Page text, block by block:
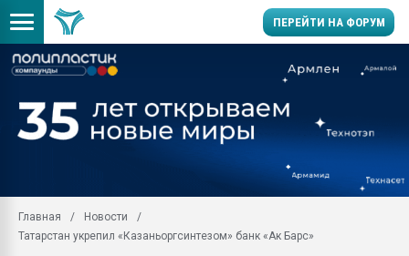
ПЕРЕЙТИ НА ФОРУМ
производство SPC
заводу пластмасс"
Главная
Новости
Татарстан укрепил «Казаньоргсинтезом» банк «Ак Барс»